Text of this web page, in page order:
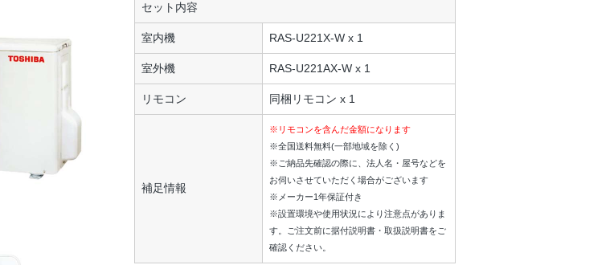
セット内容
室内機 RAS-U221X-W x 1
室外機 RAS-U221AX-W x 1
リモコン 同梱リモコン x 1
補足情報
※リモコンを含んだ金額になります
※全国送料無料(一部地域を除く)
※ご納品先確認の際に、法人名・屋号などを
お伺いさせていただく場合がございます
※メーカー1年保証付き
※設置環境や使用状況により注意点がありま
す。ご注文前に据付説明書・取扱説明書をご
確認ください。